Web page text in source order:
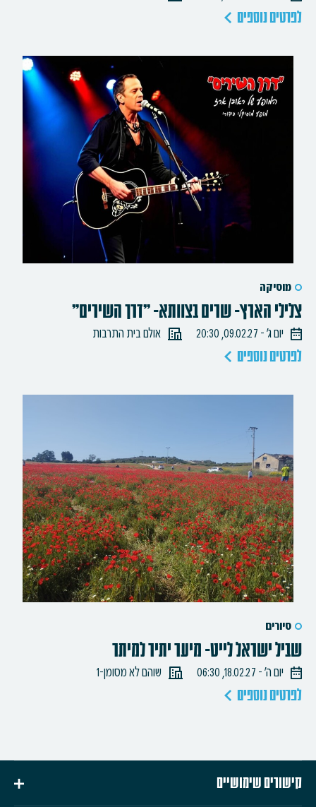
לפרטים נוספים
מוסיקה
צלילי הארץ- שרים בצוותא- "דרך השירים"
יום ג׳ - 09.02.27, 20:30 אולם בית התרבות
לפרטים נוספים
סיורים
שביל ישראל לייט- מיער יתיר למיתר
יום ה׳ - 18.02.27, 06:30 שוהם לא מסומן-1
לפרטים נוספים
קישורים שימושיים